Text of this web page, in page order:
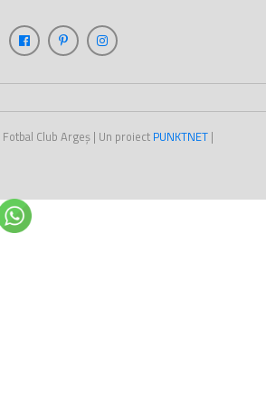
Fotbal Club Argeș | Un proiect PUNKTNET |